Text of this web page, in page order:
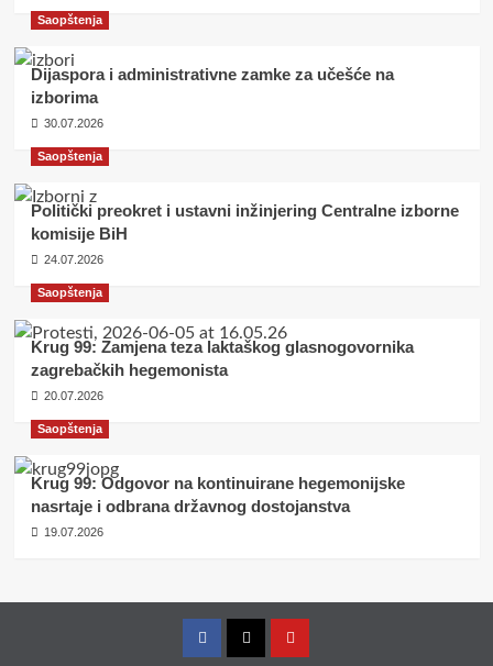
Saopštenja
Dijaspora i administrativne zamke za učešće na
izborima
30.07.2026
Saopštenja
Politički preokret i ustavni inžinjering Centralne izborne
komisije BiH
24.07.2026
Saopštenja
Krug 99: Zamjena teza laktaškog glasnogovornika
zagrebačkih hegemonista
20.07.2026
Saopštenja
Krug 99: Odgovor na kontinuirane hegemonijske
nasrtaje i odbrana državnog dostojanstva
19.07.2026
FacebookTwitterYouTube